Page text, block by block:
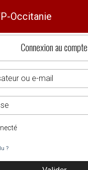
Occitanie
Connexion au compte
?